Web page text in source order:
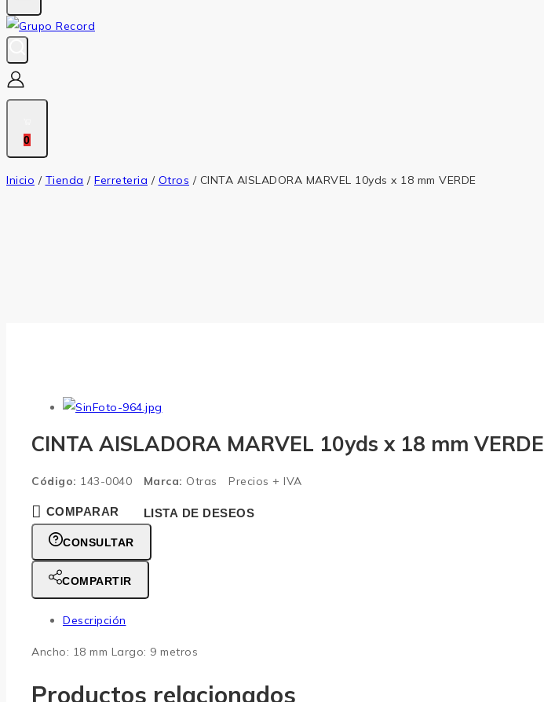
0
Inicio / Tienda / Ferreteria / Otros / CINTA AISLADORA MARVEL 10yds x 18 mm VERDE
CINTA AISLADORA MARVEL 10yds x 18 mm VERDE
Código: 143-0040 Marca: Otras Precios + IVA
COMPARAR LISTA DE DESEOS
CONSULTAR
COMPARTIR
Descripción
Ancho: 18 mm Largo: 9 metros
Productos relacionados